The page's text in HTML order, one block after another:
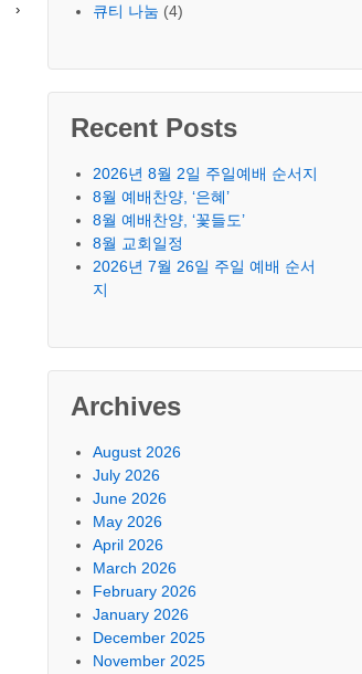
›
큐티 나눔 (4)
Recent Posts
2026년 8월 2일 주일예배 순서지
8월 예배찬양, ‘은혜’
8월 예배찬양, ‘꽃들도’
8월 교회일정
2026년 7월 26일 주일 예배 순서
지
Archives
August 2026
July 2026
June 2026
May 2026
April 2026
March 2026
February 2026
January 2026
December 2025
November 2025